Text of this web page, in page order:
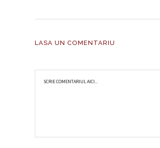
LASA UN COMENTARIU